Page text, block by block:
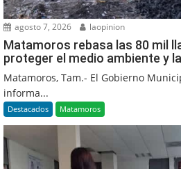
agosto 7, 2026 laopinion
Matamoros rebasa las 80 mil
proteger el medio ambiente y
Matamoros, Tam.- El Gobierno
informa...
Destacados Matamoros